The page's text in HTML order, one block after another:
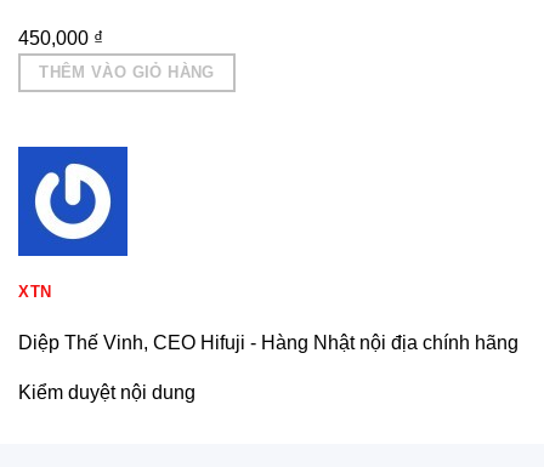
450,000 ₫
THÊM VÀO GIỎ HÀNG
XTN
Diệp Thế Vinh, CEO Hifuji - Hàng Nhật nội địa chính hãng
Kiểm duyệt nội dung